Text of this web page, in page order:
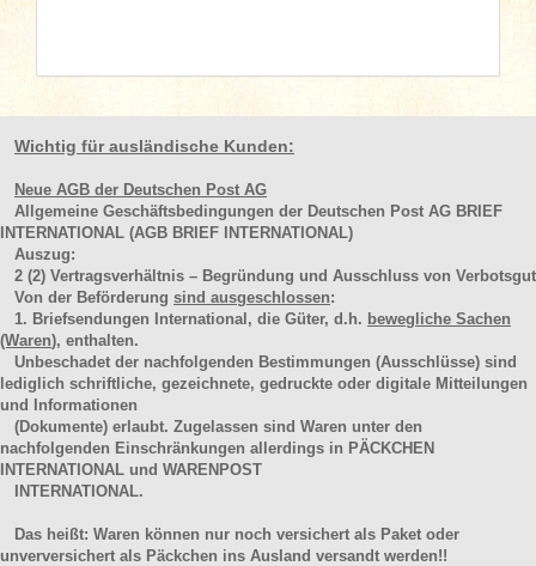
Wichtig für ausländische Kunden:
Neue AGB der Deutschen Post AG
Allgemeine Geschäftsbedingungen der Deutschen Post AG BRIEF
INTERNATIONAL (AGB BRIEF INTERNATIONAL)
Auszug:
2 (2) Vertragsverhältnis – Begründung und Ausschluss von Verbotsgut
Von der Beförderung sind ausgeschlossen:
1. Briefsendungen International, die Güter, d.h. bewegliche Sachen
(Waren), enthalten.
Unbeschadet der nachfolgenden Bestimmungen (Ausschlüsse) sind
lediglich schriftliche, gezeichnete, gedruckte oder digitale Mitteilungen
und Informationen
(Dokumente) erlaubt. Zugelassen sind Waren unter den
nachfolgenden Einschränkungen allerdings in PÄCKCHEN
INTERNATIONAL und WARENPOST
INTERNATIONAL.
Das heißt: Waren können nur noch versichert als Paket oder
unverversichert als Päckchen ins Ausland versandt werden!!